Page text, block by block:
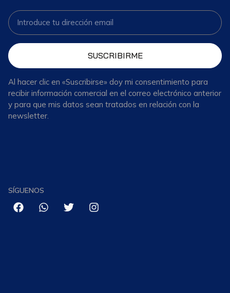
SUSCRIBIRME
Al hacer clic en «Suscribirse» doy mi consentimiento para
recibir información comercial en el correo electrónico anterior
y para que mis datos sean tratados en relación con la
newsletter.
SÍGUENOS